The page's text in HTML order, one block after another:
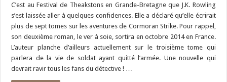
C’est au Festival de Theakstons en Grande-Bretagne que J.K. Rowling
s’est laissée aller à quelques confidences. Elle a déclaré qu’elle écrirait
plus de sept tomes sur les aventures de Cormoran Strike. Pour rappel,
son deuxième roman, le ver à soie, sortira en octobre 2014 en France.
L’auteur planche d’ailleurs actuellement sur le troisième tome qui
parlera de la vie de soldat ayant quitté l’armée. Une nouvelle qui
devrait ravir tous les fans du détective ! …